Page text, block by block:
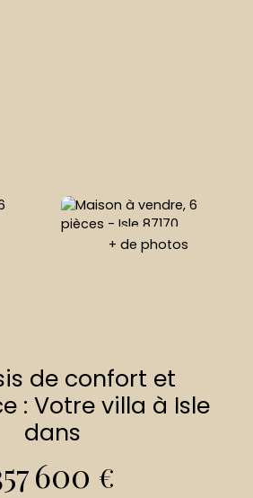
+ de photos
de confort et
: Votre villa à Isle
dans
600 €